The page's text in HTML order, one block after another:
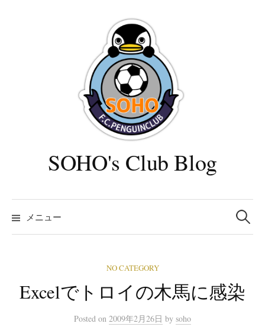
SOHO's Club Blog
メニュー
検
索:
NO CATEGORY
Excelでトロイの木馬に感染
Posted on 2009年2月26日 by soho